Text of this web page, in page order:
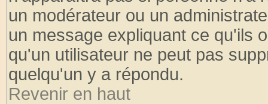
un modérateur ou un
un message expliquant ce qu'ils
qu'un utilisateur ne peut pas
quelqu'un y a répondu.
Revenir en haut